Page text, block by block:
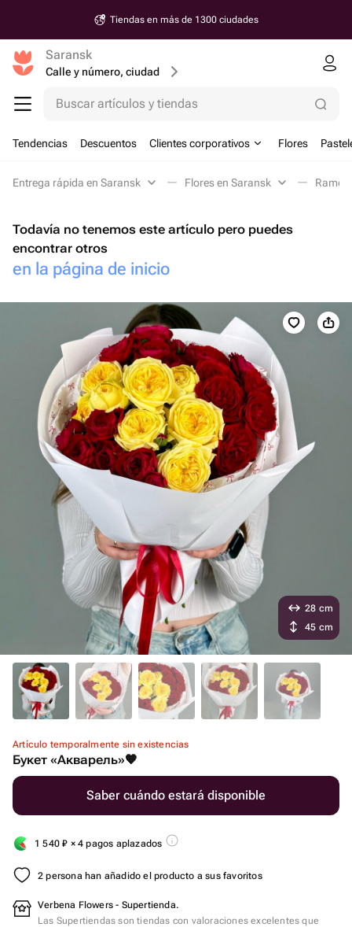
Tiendas en más de 1300 ciudades
Saransk
Calle y número, ciudad
Buscar artículos y tiendas
Tendencias Descuentos Clientes corporativos Flores
Entrega rápida en Saransk Flores en Saransk
Todavía no tenemos este artículo pero puedes
encontrar otros
en la página de inicio
Artículo temporalmente sin existencias
Букет «Акварель»🧡
Saber cuándo estará disponible
1 540₽ × 4 pagos aplazados
2 persona han añadido el producto a sus favoritos
Verbena Flowers - Supertienda.
Las Supertiendas son tiendas con valoraciones excelentes que
28 cm
45 cm